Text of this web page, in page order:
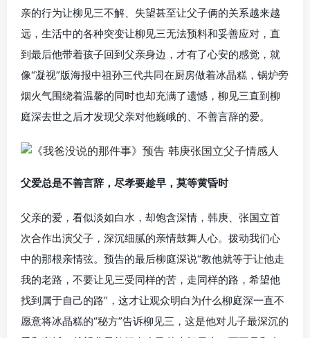
亲的行为让柳见三不解、失望甚至让父子俩的关系越来越
远，生活中的各种突变让柳见三无法预料和妥善应对，直
到最后他带着孩子回到父亲身边，才有了心安的感觉，就
像“凝视”版海报中祖孙三代共同在厨房做着冰晶糕，锅炉旁
烟火气围绕着温馨的同时也却充满了遗憾，柳见三直到柳
庭深去世之后才发现父亲对他巍峨的、不善言辞的爱。
父爱总是不善言辞，尽孝要趁早，莫等黄昏时
父亲的爱，看似淡如白水，却饱含深情，韩庚、张国立首
次合作出演父子，深沉细腻的亲情鼓舞人心。拨动我们心
中的那根亲情弦。预告的最后柳庭深说“教他就等于让他走
我的老路，不要让见三受同样的苦，走同样的路，希望他
找到属于自己的路”，这才让观众明白为什么柳庭深一直不
愿意将冰晶糕的“秘方”告诉柳见三，这是他对儿子最深沉的